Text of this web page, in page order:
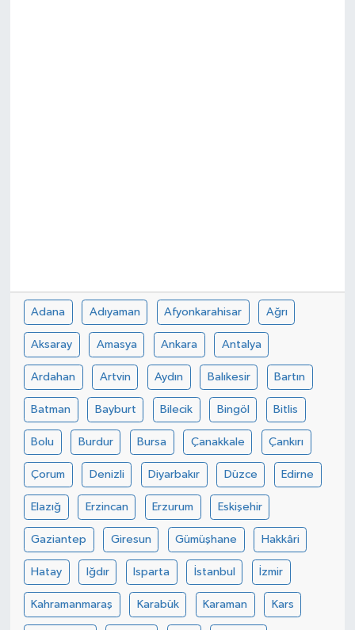
Adana Adıyaman Afyonkarahisar Ağrı
Aksaray Amasya Ankara Antalya
Ardahan Artvin Aydın Balıkesir Bartın
Batman Bayburt Bilecik Bingöl Bitlis
Bolu Burdur Bursa Çanakkale Çankırı
Çorum Denizli Diyarbakır Düzce Edirne
Elazığ Erzincan Erzurum Eskişehir
Gaziantep Giresun Gümüşhane Hakkâri
Hatay Iğdır Isparta İstanbul İzmir
Kahramanmaraş Karabük Karaman Kars
ULUSAL HABERLER